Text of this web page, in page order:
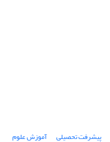
پیشرفت تحصیلی آموزش علوم